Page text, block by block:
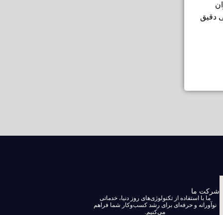
دقیق
شرکت ما
ما با استفاده از تکنولوژی‌های روز دنیا، خدماتی
نوآورانه و حرفه‌ای برای رشد کسب‌وکار شما فراهم
می‌کنیم.